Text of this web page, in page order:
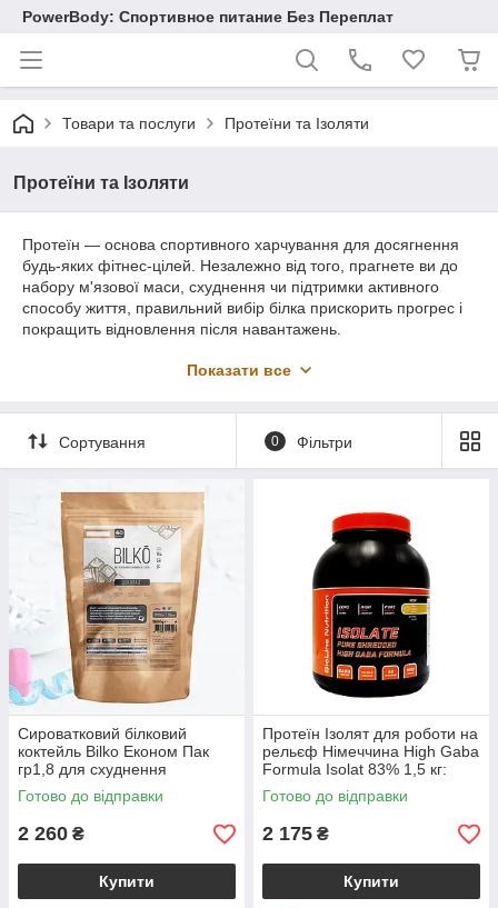
PowerBody: Спортивное питание Без Переплат
Товари та послуги Протеїни та Ізоляти
Протеїни та Ізоляти
Протеїн — основа спортивного харчування для досягнення
будь-яких фітнес-цілей. Незалежно від того, прагнете ви до
набору м'язової маси, схуднення чи підтримки активного
способу життя, правильний вибір білка прискорить прогрес і
покращить відновлення після навантажень.
основні види протеїну: •Сироватковий (Whey)
прийому на ніч
•Ізолят/Гідролізат— максимальна чистота білка, мінімум
Рослинний— гороховий, соєвий, рисовий. Чудовий вибір
для веганів та при непереносимості молочного білка
📌 Актуальні терміни придатності
🚀 Швидка відправка по Україні в день замовлення
Показати все
Сортування 0 Фільтри
Сироватковий білковий
коктейль Bilko Економ Пак
гр1,8 для схуднення
Готово до відправки
2 260 ₴
Купити
Протеїн Ізолят для роботи на
рельєф Німеччина High Gaba
Formula Isolat 83% 1,5 кг:
Ванільне печиво
Готово до відправки
2 175 ₴
Купити